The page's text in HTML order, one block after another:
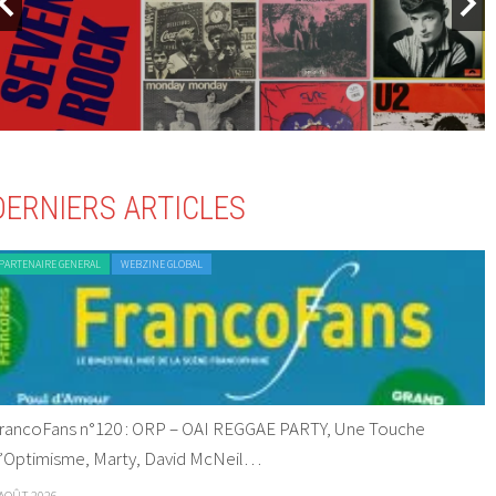
ARTICLES
GENERAL WEBZINE GLOBAL
n°120 : ORP – OAI REGGAE PARTY, Une Touche
Marty, David McNeil…